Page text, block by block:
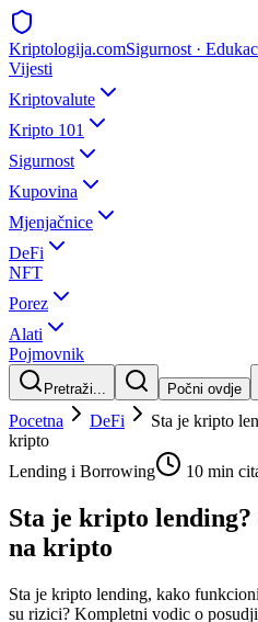
Kriptologija.comSigurnost ·
Vijesti
Kriptovalute
Kripto 101
Sigurnost
Kupovina
Mjenjačnice
DeFi
NFT
Porez
Alati
Pojmovnik
Pretraži... Počni ovdje
Pocetna DeFi
Sta je kripto
kripto
Lending i Borrowing
10 min
Sta je kripto
na kripto
Sta je kripto lending, kako
su rizici? Kompletni vodic o